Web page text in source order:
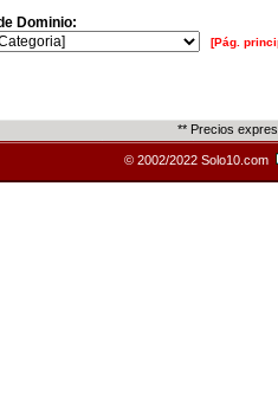
Dominio:
[Pág.
** Precios
© 2002/2022 Solo10.com